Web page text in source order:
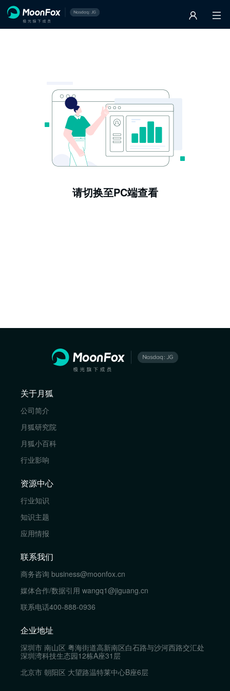
请切换至PC端查看
关于月狐
公司简介
月狐研究院
月狐小百科
行业影响
资源中心
行业知识
知识主题
应用情报
联系我们
商务咨询 business@moonfox.cn
媒体合作/数据引用 wangq1@jiguang.cn
联系电话400-888-0936
企业地址
深圳市 南山区 粤海街道高新南区白石路与沙河西路交汇处
深圳湾科技生态园12栋A座31层
北京市 朝阳区 大望路温特莱中心B座6层